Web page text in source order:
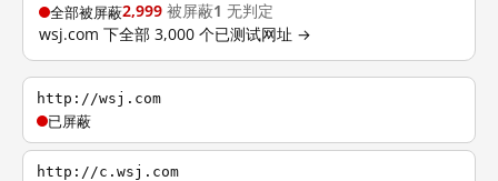
全部被屏蔽2,999 被屏蔽1 无判定
wsj.com 下全部 3,000 个已测试网址 →
http://wsj.com
已屏蔽
http://c.wsj.com